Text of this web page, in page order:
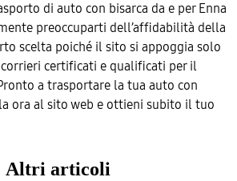
di auto con bisarca da e per Enna
preoccuparti dell’affidabilità della
scelta poiché il sito si appoggia solo
certificati e qualificati per il
a trasportare la tua auto con
ora al sito web e ottieni subito il tuo
Altri articoli